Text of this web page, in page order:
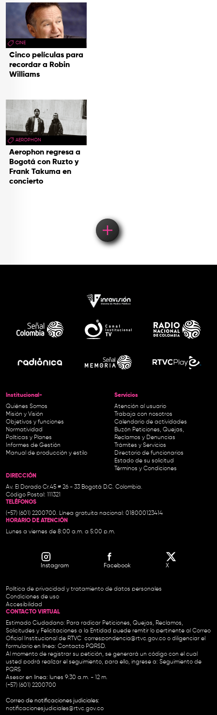
CINE
Cinco películas para
recordar a Robin
Williams
AEROPHON
Aerophon regresa a
Bogotá con Ruzto y
Frank Takuma en
concierto
Institucional-
Quiénes Somos
Misión y Visión
Objetivos y funciones
Normatividad
Políticas y Planes
Informes de Gestión
Manual de producción y estilo
Servicios
Atención al usuario
Trabaja con nosotros
Calendario de actividades
Buzón Peticiones, Quejas,
Reclamos y Denuncias
Trámites y Servicios
Directorio de funcionarios
Estado de su solicitud
Términos y Condiciones
DIRECCIÓN
Av. El Dorado Cr.45 # 26 - 33 Bogotá D.C. Colombia.
Código Postal: 111321
TELÉFONOS
(+57) (601) 2200700. Línea gratuita nacional: 018000123414
HORARIO DE ATENCIÓN
Lunes a viernes de 8:00 a.m. a 5:00 p.m.
Instagram Facebook X
Política de privacidad y tratamiento de datos personales
Condiciones de uso
Accesibilidad
CONTACTO VIRTUAL
Estimado Ciudadano: Para radicar Peticiones, Quejas, Reclamos,
Solicitudes y Felicitaciones a la Entidad puede remitir lo pertinente al Correo
Oficial Institucional de RTVC correspondencia@rtvc.gov.co o diligenciar el
formulario en línea: Contacto PQRSD.
Al momento de registrar su petición, se generará un código con el cual
usted podrá realizar el seguimiento, para ello, ingrese a: Seguimiento de
PQRS
Asesor en línea: lunes 9:30 a.m. - 12 m.
(+57) (601) 2200700
Correo de notificaciones judiciales:
notificacionesjudiciales@rtvc.gov.co